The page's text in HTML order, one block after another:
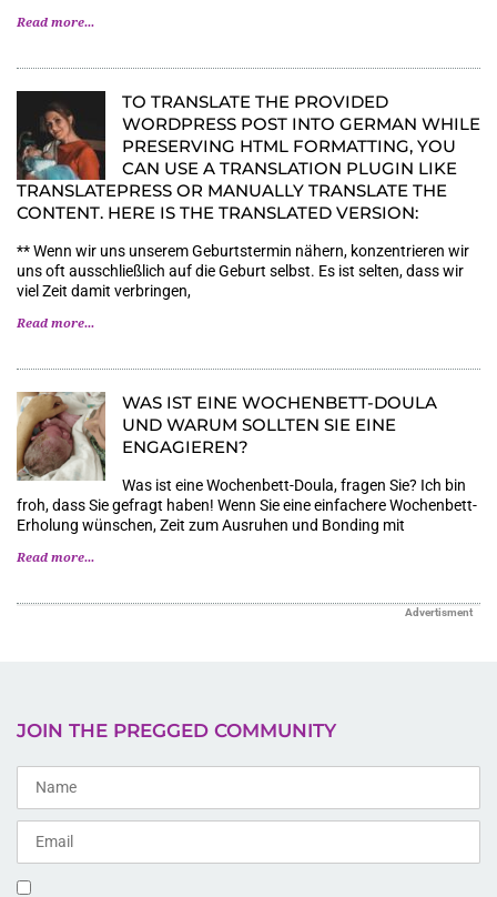
Read more...
TO TRANSLATE THE PROVIDED
WORDPRESS POST INTO GERMAN WHILE
PRESERVING HTML FORMATTING, YOU
CAN USE A TRANSLATION PLUGIN LIKE
TRANSLATEPRESS OR MANUALLY TRANSLATE THE
CONTENT. HERE IS THE TRANSLATED VERSION:
** Wenn wir uns unserem Geburtstermin nähern, konzentrieren wir
uns oft ausschließlich auf die Geburt selbst. Es ist selten, dass wir
viel Zeit damit verbringen,
Read more...
WAS IST EINE WOCHENBETT-DOULA
UND WARUM SOLLTEN SIE EINE
ENGAGIEREN?
Was ist eine Wochenbett-Doula, fragen Sie? Ich bin
froh, dass Sie gefragt haben! Wenn Sie eine einfachere Wochenbett-
Erholung wünschen, Zeit zum Ausruhen und Bonding mit
Read more...
Advertisment
JOIN THE PREGGED COMMUNITY